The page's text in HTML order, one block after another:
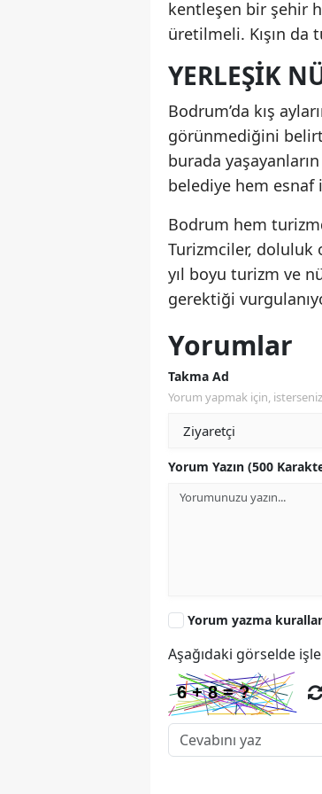
kentleşen bir şehir
üretilmeli. Kışın da
YERLEŞIK
Bodrum’da kış
görünmediğini
burada
belediye hem esnaf
Bodrum hem
Turizmciler, doluluk
yıl boyu turizm ve
gerektiği
Yorumlar
Takma Ad
Yorum yapmak için, isterseniz
Yorum Yazın (500
Yorum yazma
Aşağıdaki görselde